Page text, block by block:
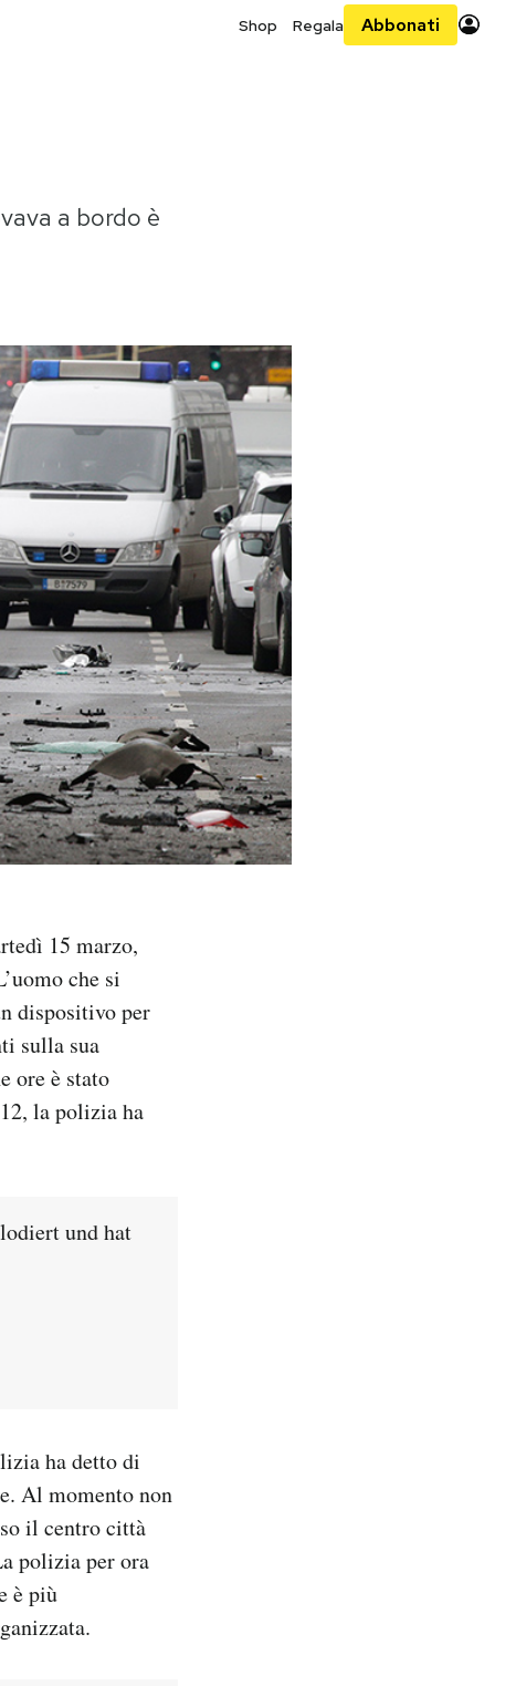
Shop Regala Abbonati
a bordo è
15 marzo,
che si
dispositivo per
sulla sua
ore è stato
la polizia ha
und hat
ha detto di
Al momento non
il centro città
polizia per ora
è più